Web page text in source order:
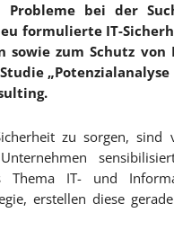
bei der
formulierte IT-
zum Schutz von
zu sorgen, sind
IT- und
erstellen diese